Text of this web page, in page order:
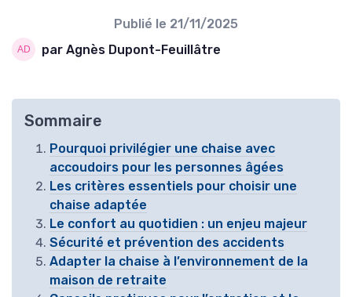
Publié le 21/11/2025
par Agnès Dupont-Feuillâtre
Sommaire
Pourquoi privilégier une chaise avec
accoudoirs pour les personnes âgées
Les critères essentiels pour choisir une
chaise adaptée
Le confort au quotidien : un enjeu majeur
Sécurité et prévention des accidents
Adapter la chaise à l’environnement de la
maison de retraite